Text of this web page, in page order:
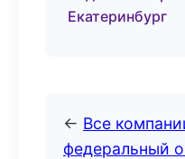
Екатеринбург
← Все
федеральный